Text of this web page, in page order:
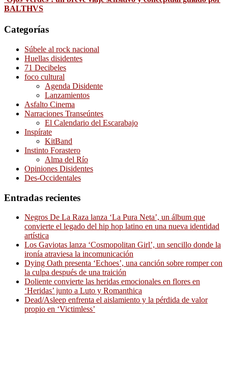
BALTHVS
Categorías
Súbele al rock nacional
Huellas disidentes
71 Decibeles
foco cultural
Agenda Disidente
Lanzamientos
Asfalto Cinema
Narraciones Transeúntes
El Calendario del Escarabajo
Inspírate
KitBand
Instinto Forastero
Alma del Río
Opiniones Disidentes
Des-Occidentales
Entradas recientes
Negros De La Raza lanza ‘La Pura Neta’, un álbum que
convierte el legado del hip hop latino en una nueva identidad
artística
Los Gaviotas lanza ‘Cosmopolitan Girl’, un sencillo donde la
ironía atraviesa la incomunicación
Dying Oath presenta ‘Echoes’, una canción sobre romper con
la culpa después de una traición
Doliente convierte las heridas emocionales en flores en
‘Heridas’ junto a Luto y Romanthica
Dead/Asleep enfrenta el aislamiento y la pérdida de valor
propio en ‘Victimless’